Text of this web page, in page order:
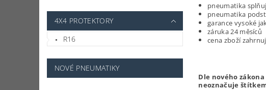
4X4 PROTEKTORY
R16
NOVÉ PNEUMATIKY
pneumatika
pneumatika
garance vysoké
záruka 24 měsíců
cena zboží
Dle nového
neoznačuje